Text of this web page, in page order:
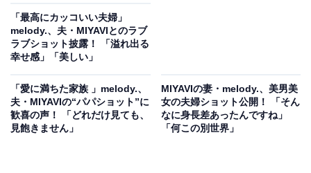
「最高にカッコいい夫婦」
melody.、夫・MIYAVIとのラブ
ラブショット披露！ 「溢れ出る
幸せ感」「美しい」
「愛に満ちた家族 」melody.、
夫・MIYAVIの“パパショット”に
歓喜の声！ 「どれだけ見ても、
見飽きません」
MIYAVIの妻・melody.、美男美
女の夫婦ショット公開！ 「そん
なに身長差あったんですね」
「何この別世界」